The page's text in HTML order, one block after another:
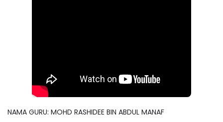
NAMA GURU: MOHD RASHIDEE BIN ABDUL MANAF